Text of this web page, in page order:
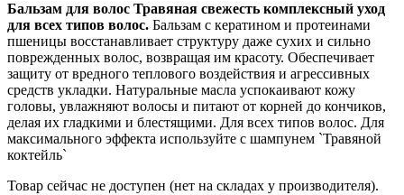
Бальзам для волос Травяная свежесть комплексный уход
для всех типов волос. Бальзам с кератином и протеинами
пшеницы восстанавливает структуру даже сухих и сильно
поврежденных волос, возвращая им красоту. Обеспечивает
защиту от вредного теплового воздействия и агрессивных
средств укладки. Натуральные масла успокаивают кожу
головы, увлажняют волосы и питают от корней до кончиков,
делая их гладкими и блестящими. Для всех типов волос. Для
максимального эффекта используйте с шампунем `Травяной
коктейль`
Товар сейчас не доступен (нет на складах у производителя).